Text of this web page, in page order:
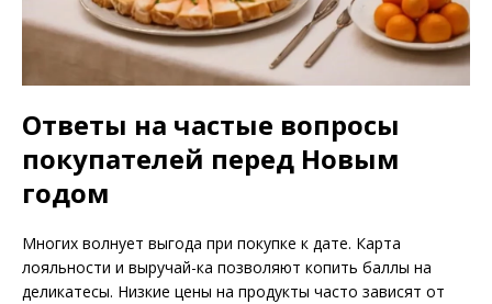
Ответы на частые вопросы
покупателей перед Новым
годом
Многих волнует выгода при покупке к дате. Карта
лояльности и выручай-ка позволяют копить баллы на
деликатесы. Низкие цены на продукты часто зависят от